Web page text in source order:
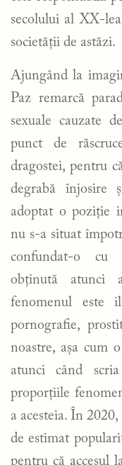
secolului al XX-
societății de astăzi.
Ajungând la
Paz remarcă
sexuale cauzate
punct de
dragostei, pentru
degrabă înjosire
adoptat o poziție
nu s-a situat
confundat-o cu
obținută atunci
fenomenul este
pornografie,
noastre, așa cum
atunci când
proporțiile
a acesteia. În
de estimat
pentru că accesul